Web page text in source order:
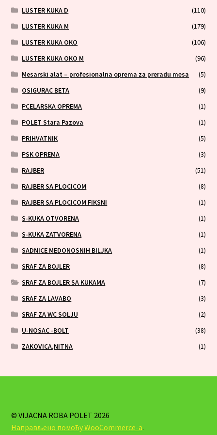
LUSTER KUKA D
(110)
LUSTER KUKA M
(179)
LUSTER KUKA OKO
(106)
LUSTER KUKA OKO M
(96)
Mesarski alat – profesionalna oprema za preradu mesa
(5)
OSIGURAC BETA
(9)
PCELARSKA OPREMA
(1)
POLET Stara Pazova
(1)
PRIHVATNIK
(5)
PSK OPREMA
(3)
RAJBER
(51)
RAJBER SA PLOCICOM
(8)
RAJBER SA PLOCICOM FIKSNI
(1)
S-KUKA OTVORENA
(1)
S-KUKA ZATVORENA
(1)
SADNICE MEDONOSNIH BILJKA
(1)
SRAF ZA BOJLER
(8)
SRAF ZA BOJLER SA KUKAMA
(7)
SRAF ZA LAVABO
(3)
SRAF ZA WC SOLJU
(2)
U-NOSAC -BOLT
(38)
ZAKOVICA,NITNA
(1)
© VIJACNA ROBA POLET 2026
Направљено помоћу WooCommerce-а.